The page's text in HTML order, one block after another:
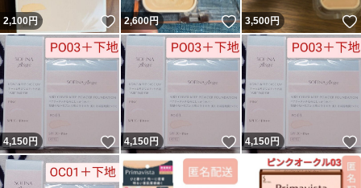
2,100円 いいね！
2,600円 いいね！
3,500円
4,150円 いいね！
4,150円 いいね！
4,150円